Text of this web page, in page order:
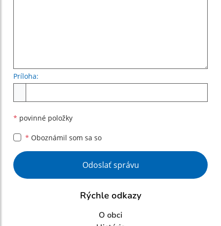
Príloha:
* povinné položky
* Oboznámil som sa so
Google reCaptcha Response
Odoslať správu
Rýchle odkazy
O obci